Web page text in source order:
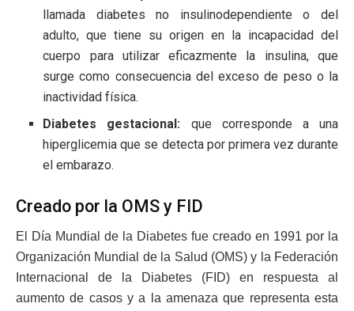
llamada diabetes no insulinodependiente o del
adulto, que tiene su origen en la incapacidad del
cuerpo para utilizar eficazmente la insulina, que
surge como consecuencia del exceso de peso o la
inactividad física.
Diabetes gestacional: que corresponde a una
hiperglicemia que se detecta por primera vez durante
el embarazo.
Creado por la OMS y FID
El Día Mundial de la Diabetes fue creado en 1991 por la
Organización Mundial de la Salud (OMS) y la Federación
Internacional de la Diabetes (FID) en respuesta al
aumento de casos y a la amenaza que representa esta